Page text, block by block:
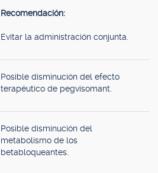
Recomendación:
Evitar la administración conjunta.
Posible disminución del efecto
terapéutico de pegvisomant.
Posible disminución del
metabolismo de los
betabloqueantes.